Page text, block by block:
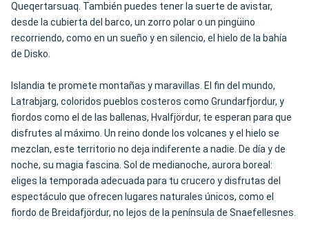
Queqertarsuaq. También puedes tener la suerte de avistar,
desde la cubierta del barco, un zorro polar o un pingüino
recorriendo, como en un sueño y en silencio, el hielo de la bahía
de Disko.
Islandia te promete montañas y maravillas. El fin del mundo,
Latrabjarg, coloridos pueblos costeros como Grundarfjordur, y
fiordos como el de las ballenas, Hvalfjördur, te esperan para que
disfrutes al máximo. Un reino donde los volcanes y el hielo se
mezclan, este territorio no deja indiferente a nadie. De día y de
noche, su magia fascina. Sol de medianoche, aurora boreal:
eliges la temporada adecuada para tu crucero y disfrutas del
espectáculo que ofrecen lugares naturales únicos, como el
fiordo de Breidafjördur, no lejos de la península de Snaefellesnes.